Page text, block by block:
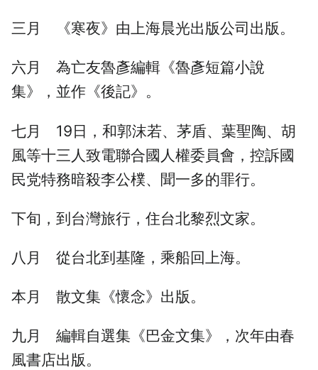
三月 《寒夜》由上海晨光出版公司出版。
六月 為亡友魯彥編輯《魯彥短篇小說
集》，並作《後記》。
七月 19日，和郭沫若、茅盾、葉聖陶、胡
風等十三人致電聯合國人權委員會，控訴國
民党特務暗殺李公樸、聞一多的罪行。
下旬，到台灣旅行，住台北黎烈文家。
八月 從台北到基隆，乘船回上海。
本月 散文集《懷念》出版。
九月 編輯自選集《巴金文集》，次年由春
風書店出版。